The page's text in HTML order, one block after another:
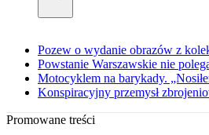
Pozew o wydanie obrazów z
Powstanie Warszawskie nie
Motocyklem na barykady.
Konspiracyjny przemysł
Promowane treści